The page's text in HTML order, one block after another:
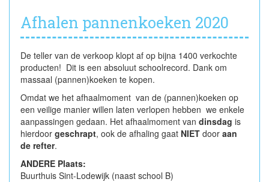
Afhalen pannenkoeken 2020
De teller van de verkoop klopt af op bijna 1400 verkochte
producten! Dit is een absoluut schoolrecord. Dank om
massaal (pannen)koeken te kopen.
Omdat we het afhaalmoment van de (pannen)koeken op
een veilige manier willen laten verlopen hebben we enkele
aanpassingen gedaan. Het afhaalmoment van dinsdag is
hierdoor geschrapt, ook de afhaling gaat NIET door aan
de refter.
ANDERE Plaats:
Buurthuis Sint-Lodewijk (naast school B)